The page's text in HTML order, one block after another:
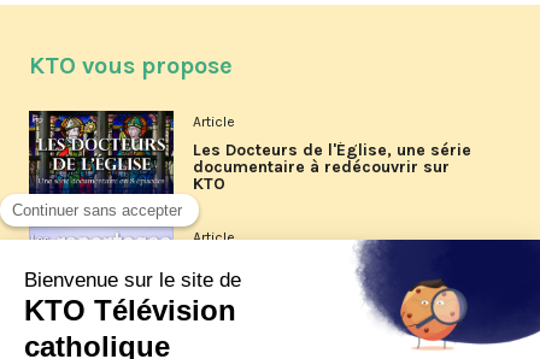
KTO vous propose
Article
Les Docteurs de l'Église, une série
documentaire à redécouvrir sur
KTO
Article
Les reportages d'été 2026 de KTO